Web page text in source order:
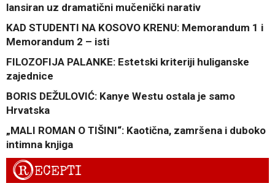
lansiran uz dramatični mučenički narativ
KAD STUDENTI NA KOSOVO KRENU: Memorandum 1 i
Memorandum 2 – isti
FILOZOFIJA PALANKE: Estetski kriteriji huliganske
zajednice
BORIS DEŽULOVIĆ: Kanye Westu ostala je samo
Hrvatska
„MALI ROMAN O TIŠINI“: Kaotična, zamršena i duboko
intimna knjiga
RECEPTI